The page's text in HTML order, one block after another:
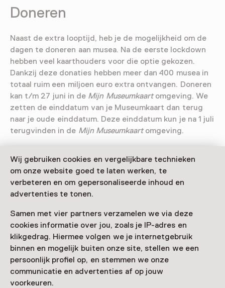
Wij gebruiken cookies en vergelijkbare technieken
om onze website goed te laten werken, te
verbeteren en om gepersonaliseerde inhoud en
advertenties te tonen.
Samen met vier partners verzamelen we via deze
cookies informatie over jou, zoals je IP-adres en
klikgedrag. Hiermee volgen we je internetgebruik
binnen en mogelijk buiten onze site, stellen we een
persoonlijk profiel op, en stemmen we onze
communicatie en advertenties af op jouw
voorkeuren.
Doneren
Naast de extra looptijd, heb je de mogelijkheid om de
dagen te doneren aan musea. Na de eerste lockdown
hebben veel kaarthouders voor die optie gekozen.
Dankzij deze donaties hebben meer dan 400 musea in
totaal ruim een miljoen euro extra ontvangen. Doneren
kan t/m 27 juni in de Mijn Museumkaartomgeving. We
zetten de einddatum van je Museumkaart dan terug
naar je oude einddatum. Deze einddatum kun je na 1 juli
terugvinden in de Mijn Museumkaartomgeving.
Ik wil doneren
Restitutie
Het is een lastig jaar voor velen van ons, ook financieel.
Daarom is het ook mogelijk restitutie aan te vragen
voor de dagen dat de musea dicht waren. Daarmee
krijg je geen extra looptijd. We zetten de einddatum
van je Museumkaart dan terug naar je oude einddatum.
Deze einddatum kun je na 1 juli terugvinden in de